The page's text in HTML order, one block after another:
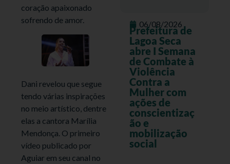
coração apaixonado
sofrendo de amor.
Dani revelou que segue
tendo várias inspirações
no meio artístico, dentre
elas a cantora Marília
Mendonça. O primeiro
vídeo publicado por
Aguiar em seu canal no
06/08/2026
Prefeitura de
Lagoa Seca
abre I Semana
de Combate à
Violência
Contra a
Mulher com
ações de
conscientizaç
ão e
mobilização
social